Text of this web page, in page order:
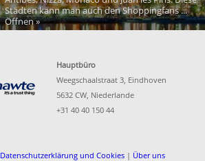
Städten kann man auch den Shoppingfans ...
Öffnen »
Hauptbüro
Weegschaalstraat 3, Eindhoven
5632 CW, Niederlande
+31 40 40 150 44
Datenschutzerklärung und Cookies | Über uns